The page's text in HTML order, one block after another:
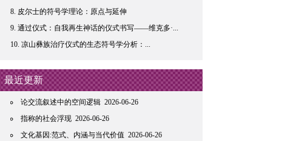
皮尔士的符号学理论：原点与延伸
通过仪式：自我再生神话的仪式书写——维克多·...
凉山彝族治疗仪式的生态符号学分析：...
最近更新
论交流叙述中的空间逻辑 2026-06-26
指称的社会浮现 2026-06-26
文化基因:范式、内涵与当代价值 2026-06-26